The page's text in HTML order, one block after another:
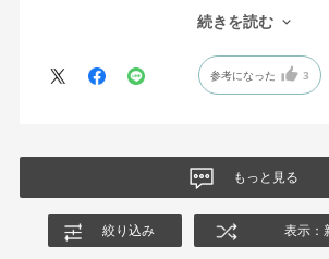
オフィスチェアにしては比較的コンパクトで家
した、座り心地も良く大変気に入っています。
今回どうしても欲しい色の組み合わせがあっ
購入しましたが、欲を言えば稼働肘バージョン
続きを読む
参考になった 3
もっと見る
絞り込み 表示：